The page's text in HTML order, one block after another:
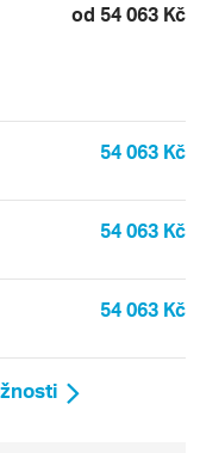
od 54 063 Kč
54 063 Kč
54 063 Kč
54 063 Kč